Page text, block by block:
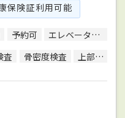
保険証利用可能
予約可
エレベーターあり
査 骨密度検査 上部内視鏡検査